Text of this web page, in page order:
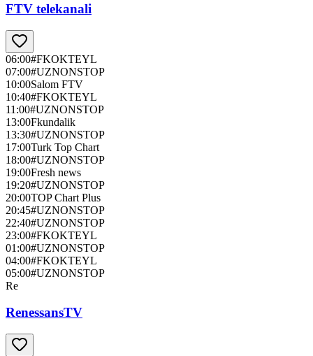
FTV telekanali
06:00#FKOKTEYL
07:00#UZNONSTOP
10:00Salom FTV
10:40#FKOKTEYL
11:00#UZNONSTOP
13:00Fkundalik
13:30#UZNONSTOP
17:00Turk Top Chart
18:00#UZNONSTOP
19:00Fresh news
19:20#UZNONSTOP
20:00TOP Chart Plus
20:45#UZNONSTOP
22:40#UZNONSTOP
23:00#FKOKTEYL
01:00#UZNONSTOP
04:00#FKOKTEYL
05:00#UZNONSTOP
Re
RenessansTV